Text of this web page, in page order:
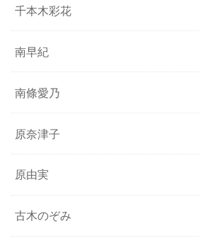
千本木彩花
南早紀
南條愛乃
原奈津子
原由実
古木のぞみ